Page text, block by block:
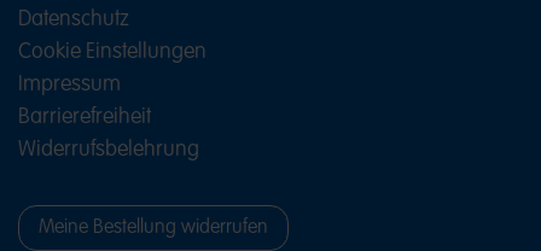
Datenschutz
Cookie Einstellungen
Impressum
Barrierefreiheit
Widerrufsbelehrung
Meine Bestellung widerrufen